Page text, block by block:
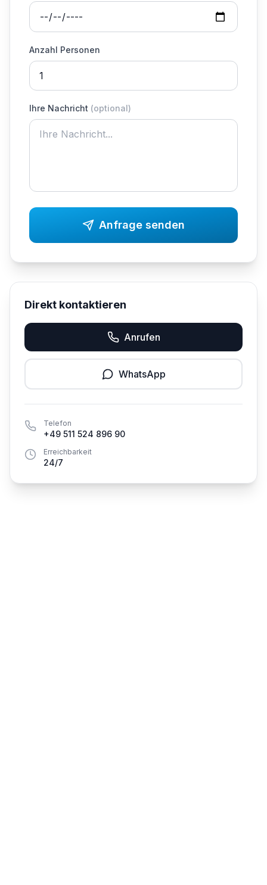
Anzahl Personen
Ihre Nachricht (optional)
Anfrage senden
Direkt kontaktieren
Anrufen
WhatsApp
Telefon
+49 511 524 896 90
Erreichbarkeit
24/7